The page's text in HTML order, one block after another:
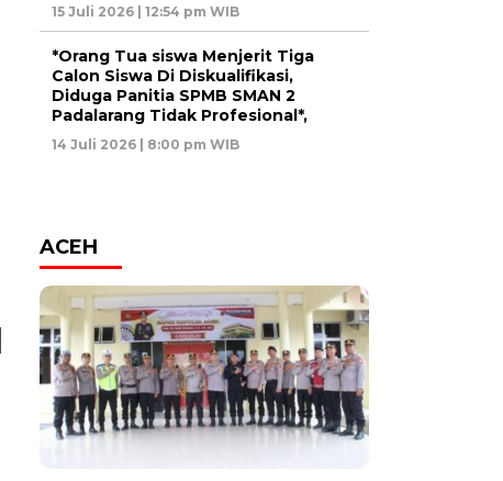
15 Juli 2026 | 12:54 pm WIB
*Orang Tua siswa Menjerit Tiga
Calon Siswa Di Diskualifikasi,
Diduga Panitia SPMB SMAN 2
Padalarang Tidak Profesional*,
14 Juli 2026 | 8:00 pm WIB
ACEH